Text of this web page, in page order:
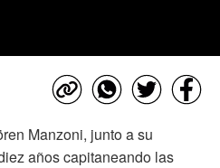
Manzoni, junto a su
años capitaneando las